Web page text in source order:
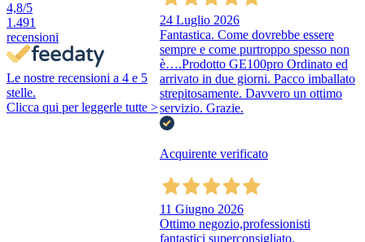
4,8/5
1.491
recensioni
Le nostre recensioni a 4 e 5
stelle.
Clicca qui per leggerle tutte >
24 Luglio 2026
Fantastica. Come dovrebbe essere
sempre e come purtroppo spesso non
è….Prodotto GE100pro Ordinato ed
arrivato in due giorni. Pacco imballato
strepitosamente. Davvero un ottimo
servizio. Grazie.
Acquirente verificato
11 Giugno 2026
Ottimo negozio,professionisti
fantastici superconsigliato.